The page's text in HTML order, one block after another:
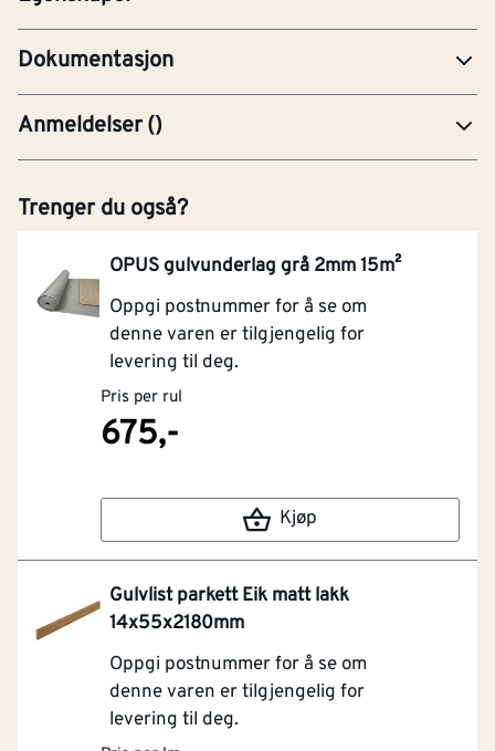
Dokumentasjon
Anmeldelser()
Trenger du også?
OPUS gulvunderlag grå 2mm 15m²
Oppgi postnummer for å se om
denne varen er tilgjengelig for
levering til deg.
Pris per rul
675,-
Kjøp
Gulvlist parkett Eik matt lakk
14x55x2180mm
Oppgi postnummer for å se om
denne varen er tilgjengelig for
levering til deg.